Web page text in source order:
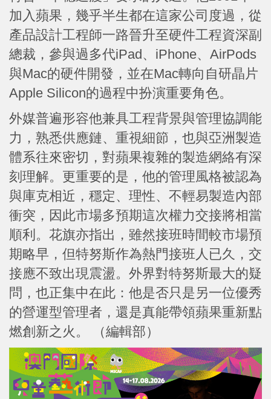
加入蘋果，幾乎半生都在這家公司度過，從
產品設計工程師一路晉升至硬件工程資深副
總裁，參與過多代iPad、iPhone、AirPods
與Mac的硬件開發，並在Mac轉向自研晶片
Apple Silicon的過程中扮演重要角色。
外媒普遍形容他兼具工程背景與管理協調能
力，熟悉供應鏈、重視細節，也與亞洲製造
體系往來密切，對蘋果複雜的製造網絡有深
刻理解。更重要的是，他的管理風格被認為
與庫克相近，穩定、理性、不輕易製造內部
衝突，因此市場多預期這次權力交接將相當
順利。花旗亦指出，雖然接班時間較市場預
期略早，但特努斯作為熱門接班人已久，交
接應不致出現震盪。外界對特努斯最大的疑
問，也正集中在此：他是否只是另一位優秀
的營運型管理者，還是真能帶領蘋果重新點
燃創新之火。 （編輯部）